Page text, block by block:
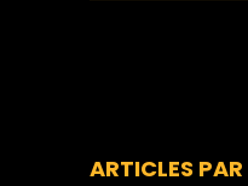
ARTICLES